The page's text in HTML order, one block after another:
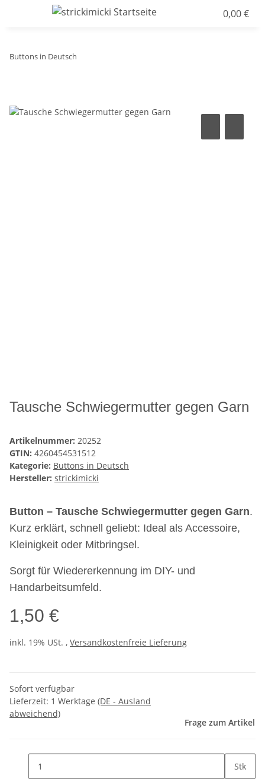
0,00 €
Buttons in Deutsch
Tausche Schwiegermutter gegen Garn
Artikelnummer: 20252
GTIN: 4260454531512
Kategorie: Buttons in Deutsch
Hersteller: strickimicki
Button – Tausche Schwiegermutter gegen Garn.
Kurz erklärt, schnell geliebt: Ideal als Accessoire,
Kleinigkeit oder Mitbringsel.
Sorgt für Wiedererkennung im DIY- und
Handarbeitsumfeld.
1,50 €
inkl. 19% USt. , Versandkostenfreie Lieferung
Sofort verfügbar
Lieferzeit: 1 Werktage (DE - Ausland
abweichend)
Frage zum Artikel
Stk